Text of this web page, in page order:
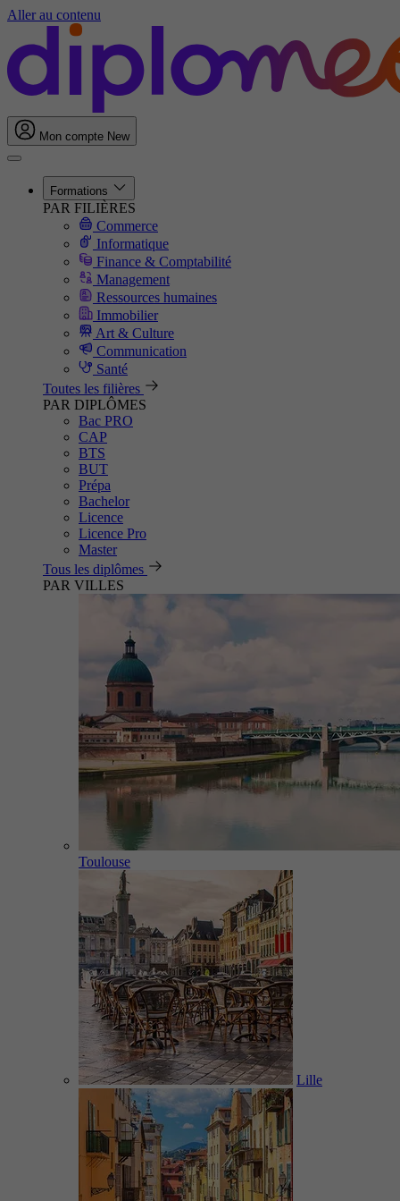
Aller au contenu
Mon compte New
Formations
PAR FILIÈRES
Commerce
Informatique
Finance & Comptabilité
Management
Ressources humaines
Immobilier
Art & Culture
Communication
Santé
Toutes les filières
PAR DIPLÔMES
Bac PRO
CAP
BTS
BUT
Prépa
Bachelor
Licence
Licence Pro
Master
Tous les diplômes
PAR VILLES
Toulouse
Lille